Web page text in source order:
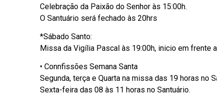
Celebração da Paixão do Senhor às 15:00h.
O Santuário será fechado às 20hrs
*Sábado Santo:
Missa da Vigília Pascal às 19:00h, inicio em frente
• Connfissões Semana Santa
Segunda, terça e Quarta na missa das 19 horas no
Sexta-feira das 08 às 11 horas no Santuário.